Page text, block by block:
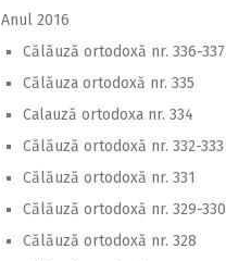
Anul 2016
Călăuză ortodoxă nr. 336-337
Călăuza ortodoxă nr. 335
Calauză ortodoxa nr. 334
Călăuză ortodoxă nr. 332-333
Călăuză ortodoxă nr. 331
Călăuză ortodoxă nr. 329-330
Călăuză ortodoxă nr. 328